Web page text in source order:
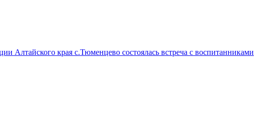
Алтайского края с.Тюменцево состоялась встреча с воспитанниками